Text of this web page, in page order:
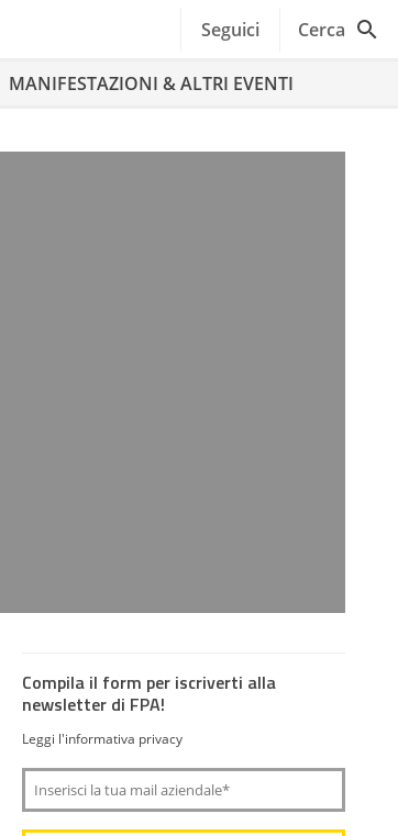
Seguici Cerca
MANIFESTAZIONI & ALTRI EVENTI
Compila il form per iscriverti alla
newsletter di FPA!
Leggi l'informativa privacy